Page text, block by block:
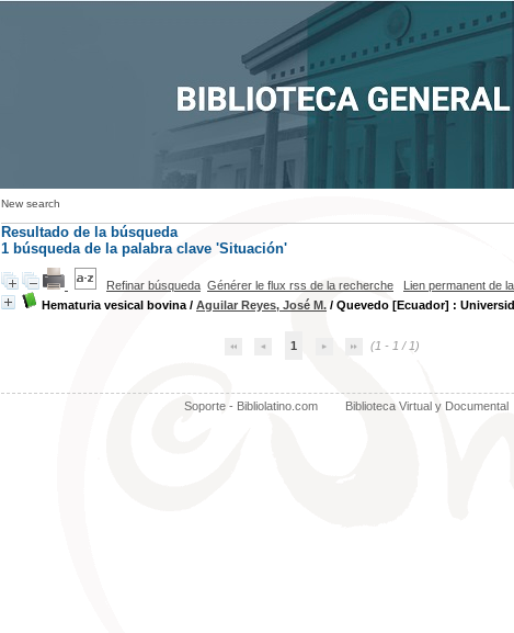
New search
Resultado de la búsqueda
1 búsqueda de la palabra clave 'Situación'
Refinar búsqueda Générer le flux rss de la recherche Lien permanent de
Hematuria vesical bovina / Aguilar Reyes, José M. / Quevedo [Ecuador] :
1 (1 - 1 / 1)
Soporte - Bibliolatino.com Biblioteca Virtual y Documental